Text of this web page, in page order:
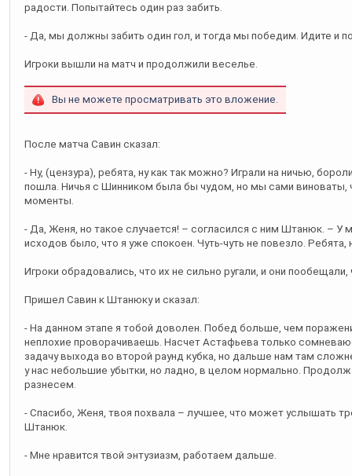
радости. Попытайтесь один раз забить.
- Да, мы должны забить один гол, и тогда мы победим. Идите и
Игроки вышли на матч и продолжили веселье.
Вы не можете просматривать это вложение.
После матча Савин сказал:
- Ну, (цензура), ребята, ну как так можно? Играли на ничью,
пошла. Ничья с Шинником была бы чудом, но мы сами виноваты,
моменты.
- Да, Женя, но такое случается! – согласился с ним Штанюк. – У
исходов было, что я уже спокоен. Чуть-чуть не повезло. Ребята,
Игроки обрадовались, что их не сильно ругали, и они пообещали,
Пришел Савин к Штанюку и сказал:
- На данном этапе я тобой доволен. Побед больше, чем
неплохие проворачиваешь. Насчет Астафьева только
задачу выхода во второй раунд кубка, но дальше нам там
у нас небольшие убытки, но ладно, в целом нормально.
разнесем.
- Спасибо, Женя, твоя похвала – лучшее, что может услышать
Штанюк.
- Мне нравится твой энтузиазм, работаем дальше.